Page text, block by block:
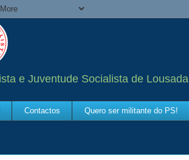
e Juventude Socialista de Lousada
Contactos Quero ser militante do PS!